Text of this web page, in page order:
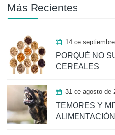
Más Recientes
14 de
PORQUÉ NO
CEREALES
31 de agosto de
TEMORES Y